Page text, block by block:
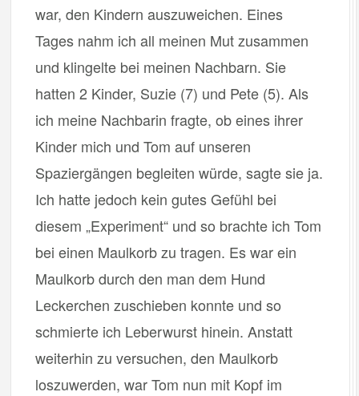
war, den Kindern auszuweichen. Eines
Tages nahm ich all meinen Mut zusammen
und klingelte bei meinen Nachbarn. Sie
hatten 2 Kinder, Suzie (7) und Pete (5). Als
ich meine Nachbarin fragte, ob eines ihrer
Kinder mich und Tom auf unseren
Spaziergängen begleiten würde, sagte sie ja.
Ich hatte jedoch kein gutes Gefühl bei
diesem „Experiment“ und so brachte ich Tom
bei einen Maulkorb zu tragen. Es war ein
Maulkorb durch den man dem Hund
Leckerchen zuschieben konnte und so
schmierte ich Leberwurst hinein. Anstatt
weiterhin zu versuchen, den Maulkorb
loszuwerden, war Tom nun mit Kopf im